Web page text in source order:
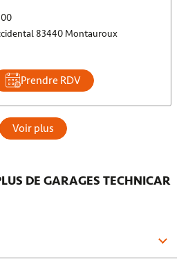
83440 Montauroux
Prendre RDV
Voir plus
DE GARAGES TECHNICAR